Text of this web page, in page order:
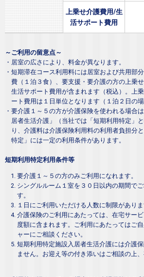
上乗せ介護費用/生
活サポート費用
～ご利用の留意点～
・居室の広さにより、料金が異なります。
・短期滞在コース利用料には居室および共用部
費（１泊３食）、要支援・要介護の方の上乗
生活サポート費用が含まれます（税込）。上
ート費用は１日単位となります（１泊２日の場
・要介護１～５の方が介護保険を使われる場合
居者生活介護」（当社では「短期利用特定」
り、介護料は介護保険利用料の利用者負担分
特定」には一定の利用条件があります。
短期利用特定利用条件等
要介護１～５の方のみご利用になれます。
シングルルーム１室を３０日以内の期間で
す。
１日にご利用いただける人数に制限がありま
介護保険のご利用にあたっては、在宅サー
度額に含まれます。ご利用にあたってはご
ャーにご相談ください。
短期利用特定施設入居者生活介護には介護
ません。お迎え等の付き添いはご相談の上、